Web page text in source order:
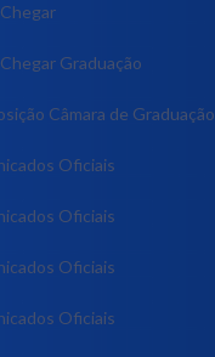
Graduação
Câmara de Graduação
Oficiais
Oficiais
Oficiais
Oficiais